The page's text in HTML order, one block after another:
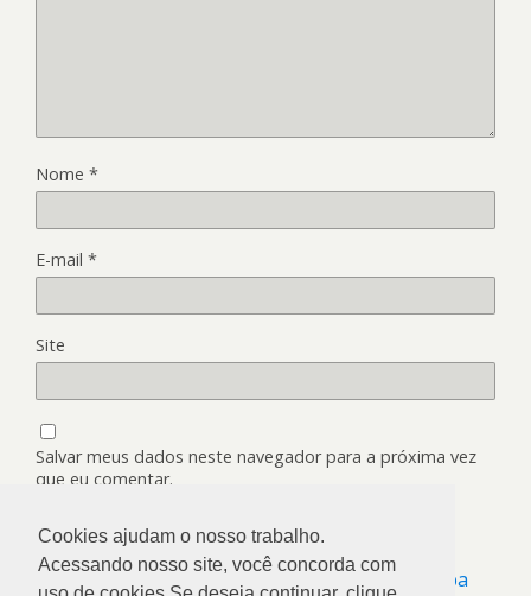
Cookies ajudam o nosso trabalho.
Acessando nosso site, você concorda com
Nome *
E-mail *
Site
Salvar meus dados neste navegador para a próxima vez
que eu comentar.
Este site utiliza o Akismet para reduzir spam.
Saiba